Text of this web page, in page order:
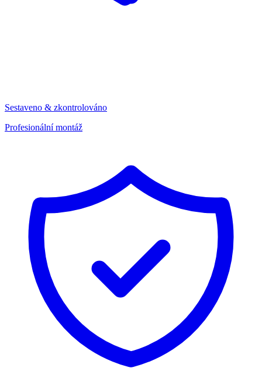
Sestaveno & zkontrolováno
Profesionální montáž